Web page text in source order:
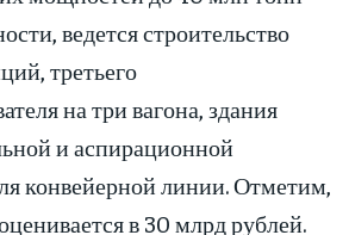
ведется строительство
третьего
на три вагона, здания
и аспирационной
конвейерной линии. Отметим,
в 30 млрд рублей.